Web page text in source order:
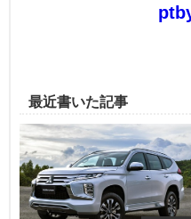
最近書いた記事